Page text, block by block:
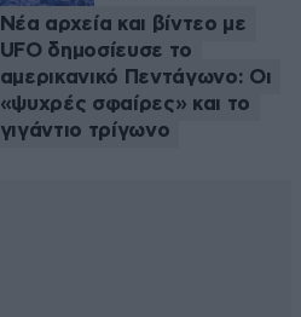
Νέα αρχεία και βίντεο με
UFO δημοσίευσε το
αμερικανικό Πεντάγωνο: Οι
«ψυχρές σφαίρες» και το
γιγάντιο τρίγωνο